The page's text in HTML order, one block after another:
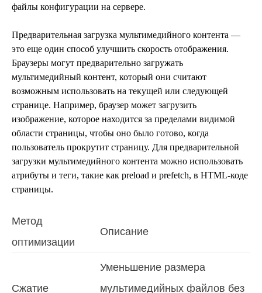
файлы конфигурации на сервере.
Предварительная загрузка мультимедийного контента —
это еще один способ улучшить скорость отображения.
Браузеры могут предварительно загружать
мультимедийный контент, который они считают
возможным использовать на текущей или следующей
странице. Например, браузер может загрузить
изображение, которое находится за пределами видимой
области страницы, чтобы оно было готово, когда
пользователь прокрутит страницу. Для предварительной
загрузки мультимедийного контента можно использовать
атрибуты и теги, такие как preload и prefetch, в HTML-коде
страницы.
Метод
оптимизации
Описание
Сжатие
Уменьшение размера
мультимедийных файлов без